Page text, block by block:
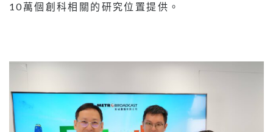
10萬個創科相關的研究位置提供。